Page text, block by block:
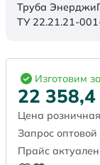
Труба
ТУ 22.21.21-
Изготовим
22 358,4
Цена
Запрос
Прайс